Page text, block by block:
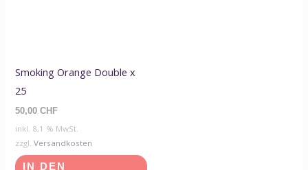
Smoking Orange Double x
25
50,00CHF
inkl. 8,1 % MwSt.
zzgl.Versandkosten
IN DEN